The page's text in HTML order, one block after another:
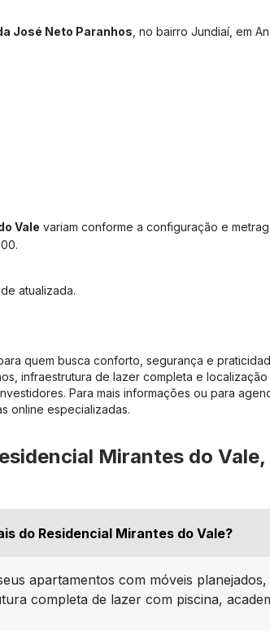
José Neto Paranhos , no bairro Jundiaí, em
Vale variam conforme a configuração e
atualizada.
quem busca conforto, segurança e
infraestrutura de lazer completa e
Para mais informações ou para
online especializadas.
Mirantes do
do Residencial Mirantes do Vale?
apartamentos com móveis
completa de lazer com piscina,